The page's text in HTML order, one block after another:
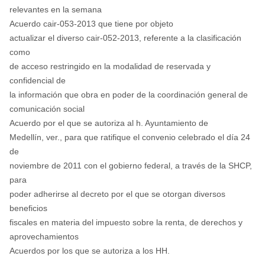
relevantes en la semana
Acuerdo cair-053-2013 que tiene por objeto
actualizar el diverso cair-052-2013, referente a la clasificación
como
de acceso restringido en la modalidad de reservada y
confidencial de
la información que obra en poder de la coordinación general de
comunicación social
Acuerdo por el que se autoriza al h. Ayuntamiento de
Medellín, ver., para que ratifique el convenio celebrado el día 24
de
noviembre de 2011 con el gobierno federal, a través de la SHCP,
para
poder adherirse al decreto por el que se otorgan diversos
beneficios
fiscales en materia del impuesto sobre la renta, de derechos y
aprovechamientos
Acuerdos por los que se autoriza a los HH.